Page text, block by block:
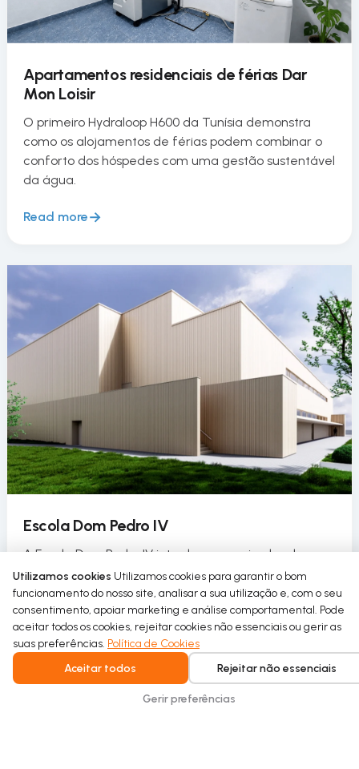
Apartamentos residenciais de férias Dar
Mon Loisir
O primeiro Hydraloop H600 da Tunísia demonstra
como os alojamentos de férias podem combinar o
conforto dos hóspedes com uma gestão sustentável
da água.
Read more
Escola Dom Pedro IV
A Escola Dom Pedro IV introduz o uso circular da
água no seu pavilhão desportivo como parte de um
projeto de requalificação sustentável.
Read more
Utilizamos cookies Utilizamos cookies para garantir o bom
funcionamento do nosso site, analisar a sua utilização e, com o seu
consentimento, apoiar marketing e análise comportamental. Pode
aceitar todos os cookies, rejeitar cookies não essenciais ou gerir as
suas preferências. Política de Cookies
Aceitar todos
Rejeitar não essenciais
Gerir preferências